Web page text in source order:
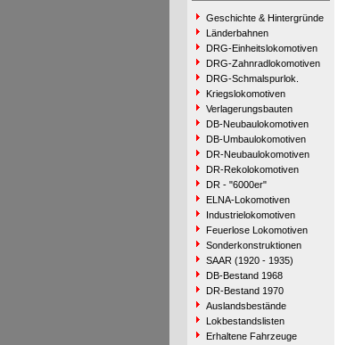
Geschichte & Hintergründe
Länderbahnen
DRG-Einheitslokomotiven
DRG-Zahnradlokomotiven
DRG-Schmalspurlok.
Kriegslokomotiven
Verlagerungsbauten
DB-Neubaulokomotiven
DB-Umbaulokomotiven
DR-Neubaulokomotiven
DR-Rekolokomotiven
DR - "6000er"
ELNA-Lokomotiven
Industrielokomotiven
Feuerlose Lokomotiven
Sonderkonstruktionen
SAAR (1920 - 1935)
DB-Bestand 1968
DR-Bestand 1970
Auslandsbestände
Lokbestandslisten
Erhaltene Fahrzeuge